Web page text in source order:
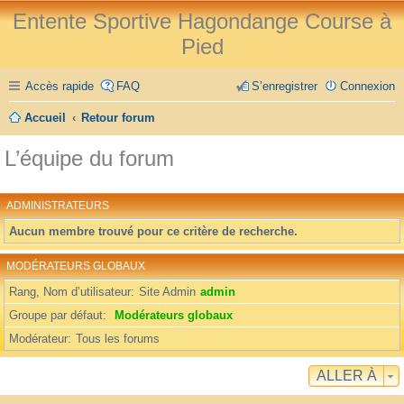
Entente Sportive Hagondange Course à
Pied
Accès rapide FAQ Connexion
S’enregistrer
Accueil Retour forum
L’équipe du forum
ADMINISTRATEURS
Aucun membre trouvé pour ce critère de recherche.
MODÉRATEURS GLOBAUX
Rang, Nom d’utilisateur Site Admin admin
Groupe par défaut
Modérateurs globaux
Modérateur Tous les forums
ALLER À